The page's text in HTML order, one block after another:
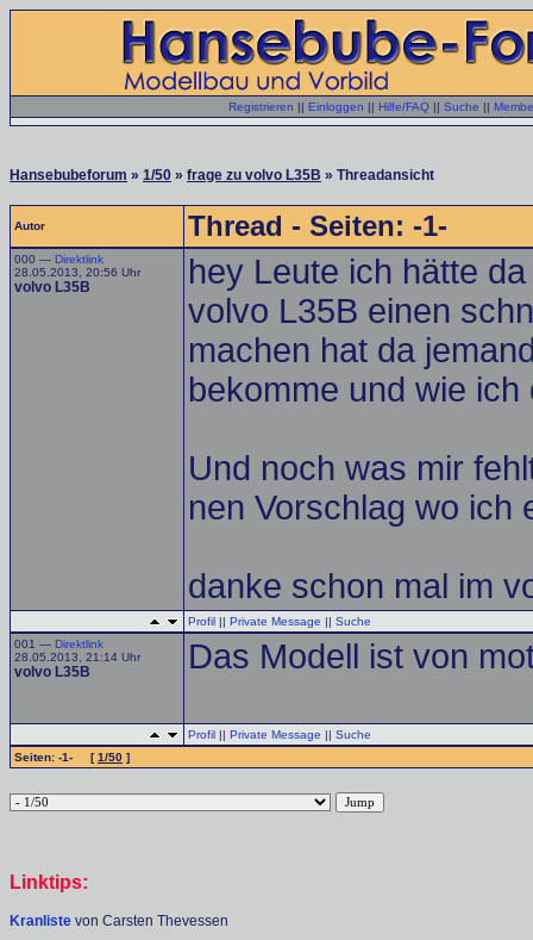
Registrieren || Einloggen || Hilfe/FAQ || Suche ||
Hansebubeforum » 1/50 » frage zu volvo L35B » Threadansicht
Autor Thread - Seiten: -1-
000 — Direktlink
28.05.2013, 20:56 Uhr
volvo L35B
hey Leute ich hätte
volvo L35B einen
machen hat da
bekomme und wie
Und noch was mir
nen Vorschlag wo ich
danke schon mal im
Profil || Private Message || Suche
001 — Direktlink
28.05.2013, 21:14 Uhr
volvo L35B Das Modell ist von
Profil || Private Message || Suche
Seiten: -1- [1/50 ]
Linktips:
Kranliste von Carsten Thevessen